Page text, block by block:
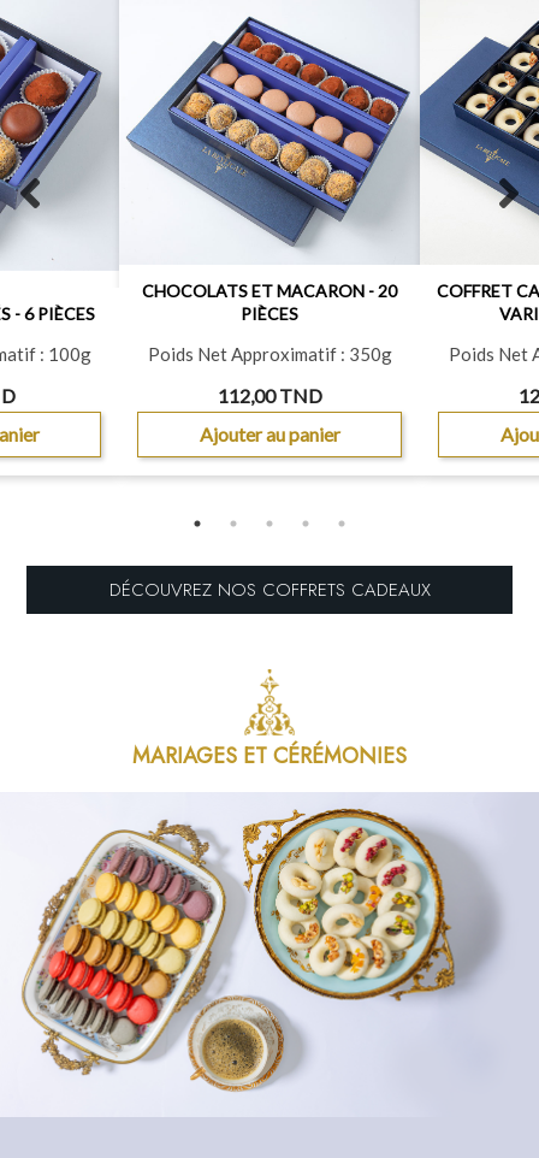
Previous
slide
- 6 PIÈCES
: 100g
CHOCOLATS ET MACARON - 20
PIÈCES
Poids Net Approximatif : 350g
112,00 TND
Ajouter au panier
COFFRET
Poids Net
DÉCOUVREZ NOS COFFRETS CADEAUX
MARIAGES ET CÉRÉMONIES